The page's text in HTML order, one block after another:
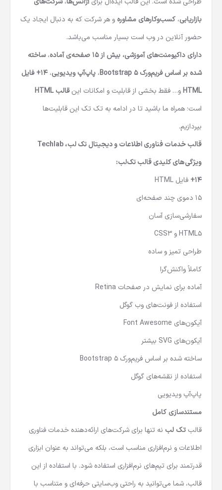
بازاریابی، کسب‌وکارهای مشاوره‌ و هر شرکت که به دنبال ایجاد یک
حضور آنلاین در وب است بسیار مناسب می‌باشد.
دارای داکیومنت‌های آموزشی، بیش از 15 صفحه‌ی آماده ،ساخته
شده بر اساس فریم‌ورک Bootstrap 5
، پاپ‌آپ ویدیویی،
14+ فایل
HTMLو… فقط بخشی از قابلیت و امکانات اینقالب HTML
است؛ همراه ما باشید تا در ادامه به تک تک این قابلیت‌ها
بپردازیم.
قالب خدمات فناوری اطلاعات و دیجیتال تک‌ لب، Techlab
ویژگی‌های کلیدی قالب تک‌لب:
14+
فایل HTML
15 دموی چند صفحه‌ای
سفارشی‌سازی آسان
HTML5 و CSS3
طراحی تمیز و ساده
کاملاً واکنش‌گرا
آماده برای نمایش در صفحات Retina
استفاده از فونت‌های وب گوگل
آیکون‌های Font Awesome
آیکون‌های SVG بیشتر
ساخته شده بر اساس فریم‌ورک Bootstrap 5
استفاده از نقشه‌های گوگل
پاپ‌آپ ویدیویی
مستندسازی کامل
قالب تک‌ لب نه تنها برای شرکت‌های ارائه‌دهنده خدمات فناوری
اطلاعات و نرم‌افزاری مناسب است، بلکه می‌تواند به عنوان ابزاری
قدرتمند برای تیم‌های نرم‌افزاری استفاده شود. با استفاده از این
قالب، شما می‌توانید به راحتی وب‌سایتی حرفه‌ای و متناسب با